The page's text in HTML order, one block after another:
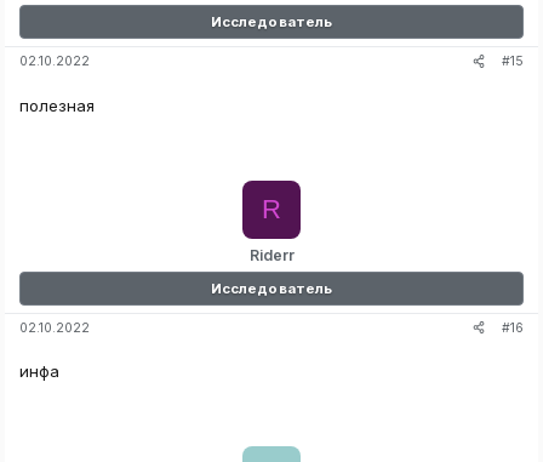
Исследователь
02.10.2022 #15
полезная
Riderr
R
Исследователь
02.10.2022 #16
инфа